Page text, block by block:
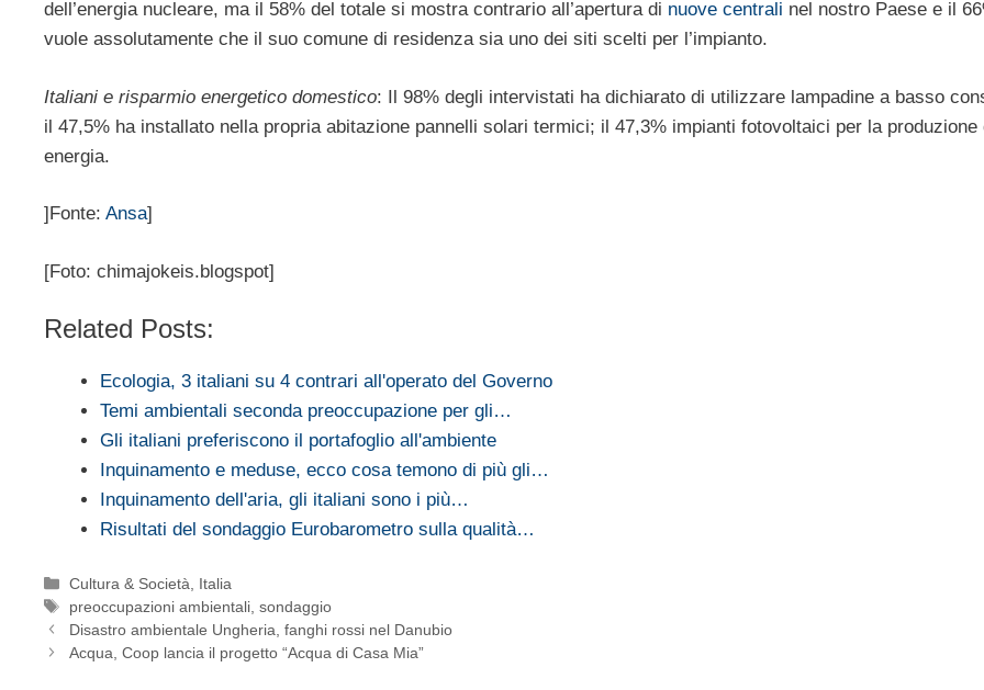
dell’energia nucleare, ma il 58% del totale si mostra contrario all’apertura di nuove centrali nel nostro Paese e il
vuole assolutamente che il suo comune di residenza sia uno dei siti scelti per l’impianto.
Italiani e risparmio energetico domestico: Il 98% degli intervistati ha dichiarato di utilizzare lampadine a basso
il 47,5% ha installato nella propria abitazione pannelli solari termici; il 47,3% impianti fotovoltaici per la produzione
energia.
]Fonte: Ansa]
[Foto: chimajokeis.blogspot]
Related Posts:
Ecologia, 3 italiani su 4 contrari all'operato del Governo
Temi ambientali seconda preoccupazione per gli…
Gli italiani preferiscono il portafoglio all'ambiente
Inquinamento e meduse, ecco cosa temono di più gli…
Inquinamento dell'aria, gli italiani sono i più…
Risultati del sondaggio Eurobarometro sulla qualità…
Categorie
Cultura & Società
Italia
Tag
preoccupazioni ambientali ,sondaggio
Disastro ambientale Ungheria, fanghi rossi nel Danubio
Acqua, Coop lancia il progetto “Acqua di Casa Mia”